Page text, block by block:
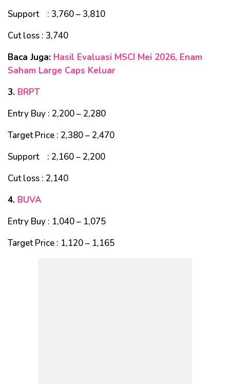
Support : 3,760 – 3,810
Cut loss : 3,740
Baca Juga: Hasil Evaluasi MSCI Mei 2026, Enam
Saham Large Caps Keluar
3. BRPT
Entry Buy : 2,200 – 2,280
Target Price : 2,380 – 2,470
Support : 2,160 – 2,200
Cut loss : 2,140
4. BUVA
Entry Buy : 1,040 – 1,075
Target Price : 1,120 – 1,165